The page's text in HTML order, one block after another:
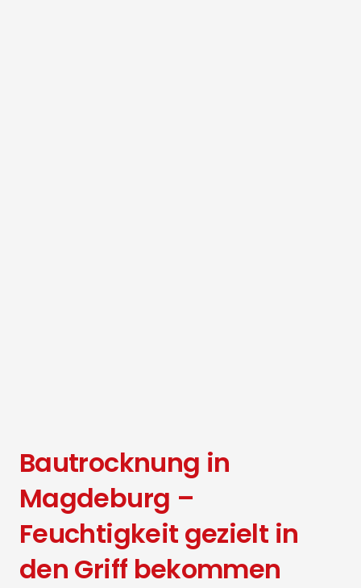
Bautrocknung in
Magdeburg –
Feuchtigkeit gezielt in
den Griff bekommen